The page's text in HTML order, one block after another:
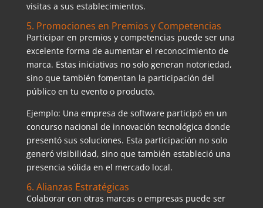
visitas a sus establecimientos.
5. Promociones en Premios y Competencias
Participar en premios y competencias puede ser una
excelente forma de aumentar el reconocimiento de
marca. Estas iniciativas no solo generan notoriedad,
sino que también fomentan la participación del
público en tu evento o producto.
Ejemplo: Una empresa de software participó en un
concurso nacional de innovación tecnológica donde
presentó sus soluciones. Esta participación no solo
generó visibilidad, sino que también estableció una
presencia sólida en el mercado local.
6. Alianzas Estratégicas
Colaborar con otras marcas o empresas puede ser